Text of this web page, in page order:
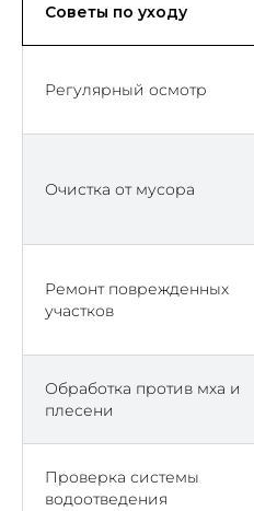
Советы по уходу
Регулярный осмотр
Очистка от мусора
Ремонт поврежденных
участков
Обработка против мха и
плесени
Проверка системы
водоотведения